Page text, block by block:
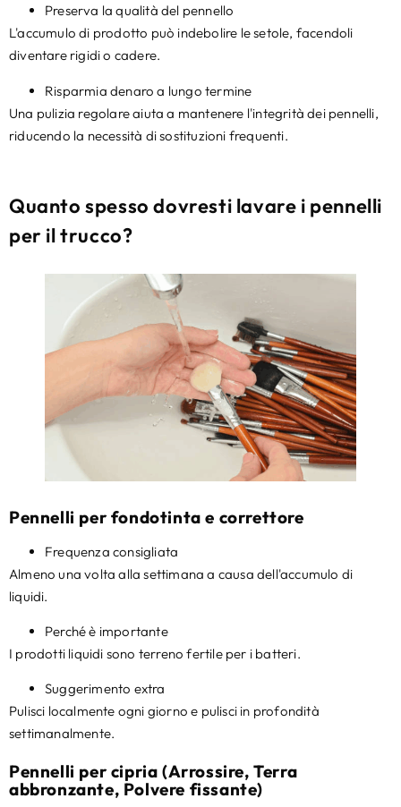
Preserva la qualità del pennello
L'accumulo di prodotto può indebolire le setole, facendoli
diventare rigidi o cadere.
Risparmia denaro a lungo termine
Una pulizia regolare aiuta a mantenere l'integrità dei pennelli,
riducendo la necessità di sostituzioni frequenti.
Quanto spesso dovresti lavare i pennelli
per il trucco?
Pennelli per fondotinta e correttore
Frequenza consigliata
Almeno una volta alla settimana a causa dell'accumulo di
liquidi.
Perché è importante
I prodotti liquidi sono terreno fertile per i batteri.
Suggerimento extra
Pulisci localmente ogni giorno e pulisci in profondità
settimanalmente.
Pennelli per cipria (Arrossire, Terra
abbronzante, Polvere fissante)